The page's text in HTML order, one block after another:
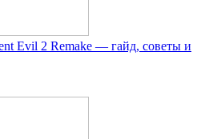
Evil 2 Remake — гайд, советы и